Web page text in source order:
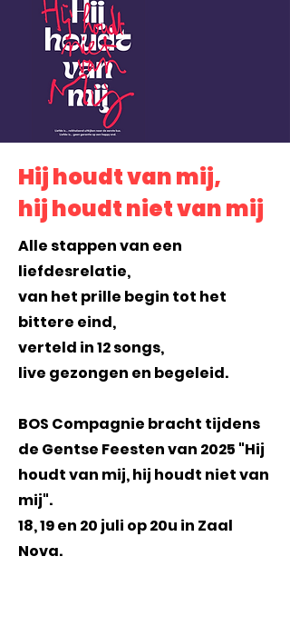
Hij houdt van mij,
hij houdt niet van mij
Alle stappen van een
liefdesrelatie,
van het prille begin tot het
bittere eind,
verteld in 12 songs,
live gezongen en begeleid.
BOS Compagnie bracht tijdens
de Gentse Feesten van 2025 "Hij
houdt van mij, hij houdt niet van
mij".
18, 19 en 20 juli op 20u in Zaal
Nova.